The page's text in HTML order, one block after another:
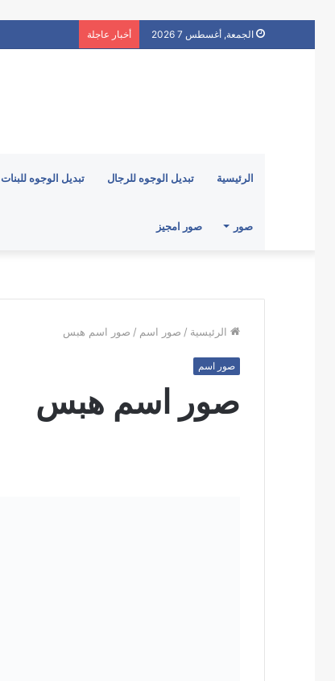
الجمعة, أغسطس 7 2026 أخبار عاجلة
الرئيسية تبديل الوجوه للرجال تبديل الوجوه للبنات
صور صور امجيز
الرئيسية / صور اسم / صور اسم هبس
صور اسم
صور اسم هبس